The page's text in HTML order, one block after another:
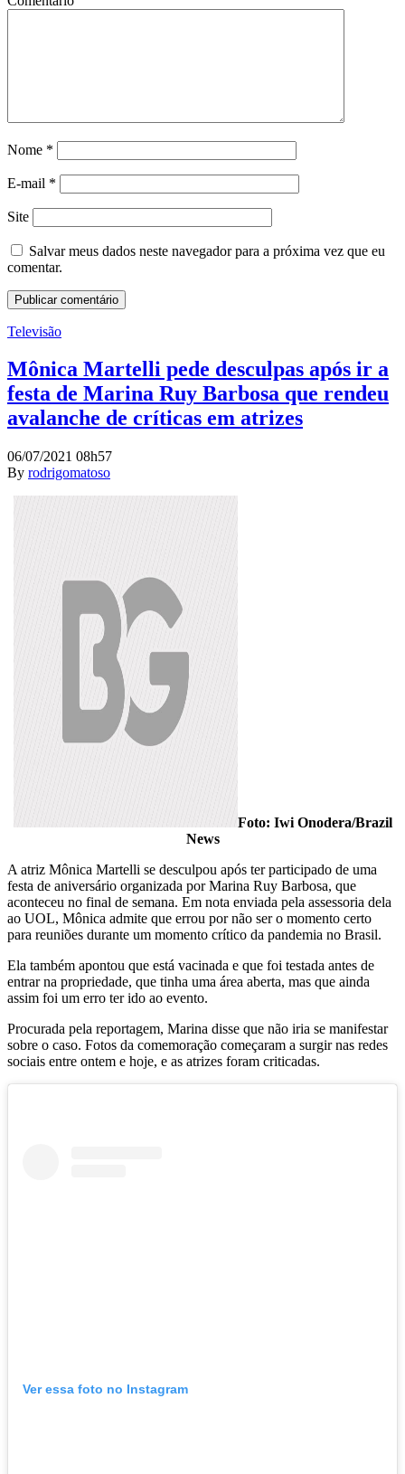
Nome *
E-mail *
Site
Salvar meus dados neste navegador para a próxima vez que eu
comentar.
Televisão
Mônica Martelli pede desculpas após ir a
festa de Marina Ruy Barbosa que rendeu
avalanche de críticas em atrizes
06/07/2021 08h57
By rodrigomatoso
Foto: Iwi Onodera/Brazil
News
A atriz Mônica Martelli se desculpou após ter participado de uma
festa de aniversário organizada por Marina Ruy Barbosa, que
aconteceu no final de semana. Em nota enviada pela assessoria dela
ao UOL, Mônica admite que errou por não ser o momento certo
para reuniões durante um momento crítico da pandemia no Brasil.
Ela também apontou que está vacinada e que foi testada antes de
entrar na propriedade, que tinha uma área aberta, mas que ainda
assim foi um erro ter ido ao evento.
Procurada pela reportagem, Marina disse que não iria se manifestar
sobre o caso. Fotos da comemoração começaram a surgir nas redes
sociais entre ontem e hoje, e as atrizes foram criticadas.
Ver essa foto no Instagram